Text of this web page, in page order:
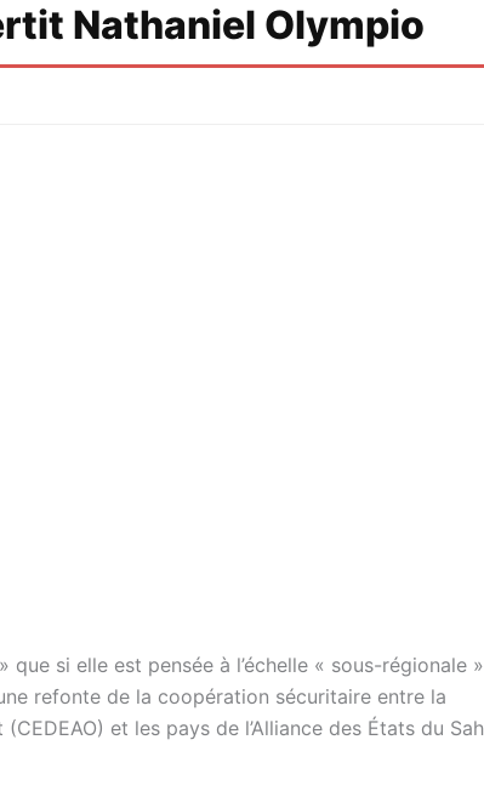
Nathaniel Olympio
si elle est pensée à l’échelle « sous-régionale
refonte de la coopération sécuritaire entre la
et les pays de l’Alliance des États du